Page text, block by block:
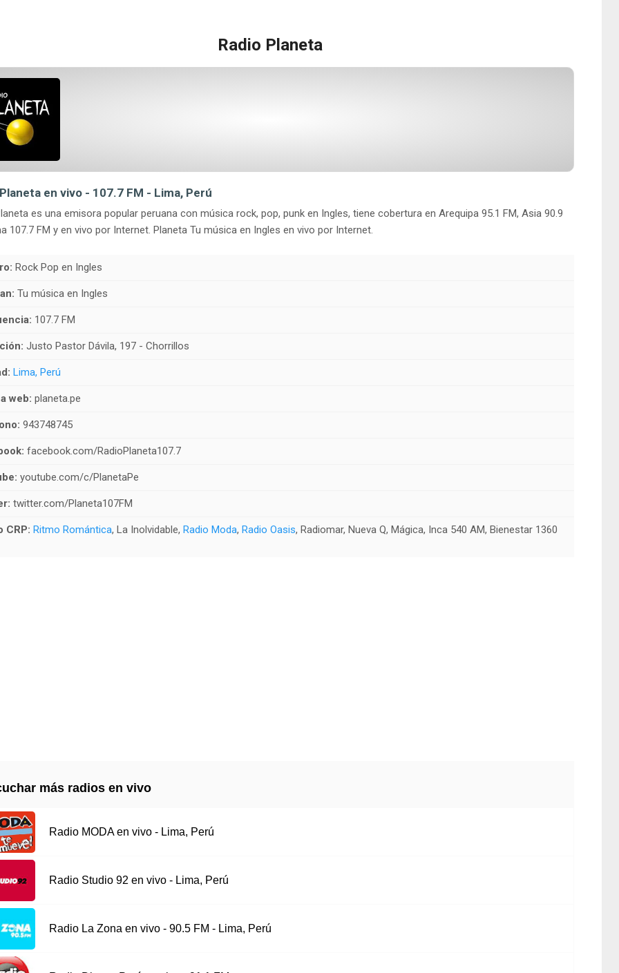
Radio Planeta
en vivo - 107.7 FM - Lima, Perú
es una emisora popular peruana con música rock, pop, punk en Ingles, tiene cobertura en Arequipa 95.1 FM, Asia 90.9
107.7 FM y en vivo por Internet. Planeta Tu música en Ingles en vivo por Internet.
Rock Pop en Ingles
Tu música en Ingles
107.7 FM
Justo Pastor Dávila, 197 - Chorrillos
Lima, Perú
web: planeta.pe
943748745
facebook.com/RadioPlaneta107.7
youtube.com/c/PlanetaPe
twitter.com/Planeta107FM
CRP: Ritmo Romántica, La Inolvidable, Radio Moda, Radio Oasis, Radiomar, Nueva Q, Mágica, Inca 540 AM, Bienestar 1360
más radios en vivo
Radio MODA en vivo - Lima, Perú
Radio Studio 92 en vivo - Lima, Perú
Radio La Zona en vivo - 90.5 FM - Lima, Perú